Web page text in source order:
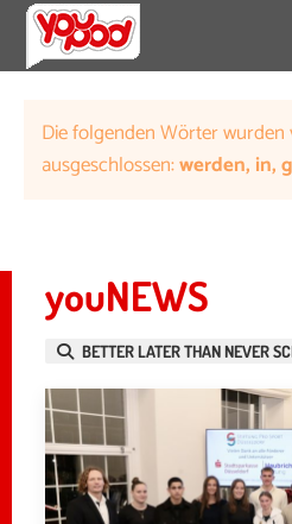
Die folgenden Wörter
ausgeschlossen:werden, in,
youNEWS
BETTER LATER THAN NEVER